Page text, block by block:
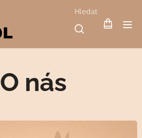
Hledat
O nás